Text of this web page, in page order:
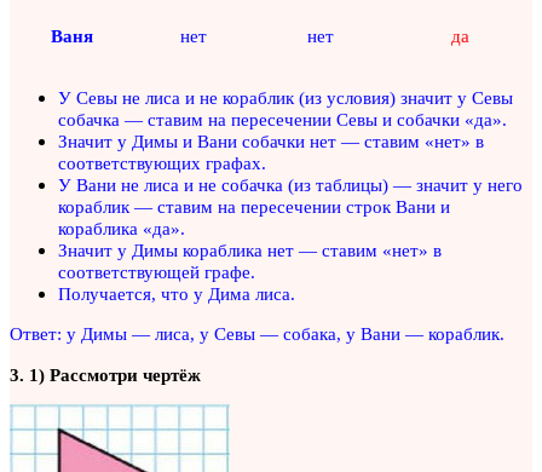
Ваня нет нет да
У Севы не лиса и не кораблик (из условия) значит у Севы
собачка — ставим на пересечении Севы и собачки «да».
Значит у Димы и Вани собачки нет — ставим «нет» в
соответствующих графах.
У Вани не лиса и не собачка (из таблицы) — значит у него
кораблик — ставим на пересечении строк Вани и
кораблика «да».
Значит у Димы кораблика нет — ставим «нет» в
соответствующей графе.
Получается, что у Дима лиса.
Ответ: у Димы — лиса, у Севы — собака, у Вани — кораблик.
3. 1) Рассмотри чертёж